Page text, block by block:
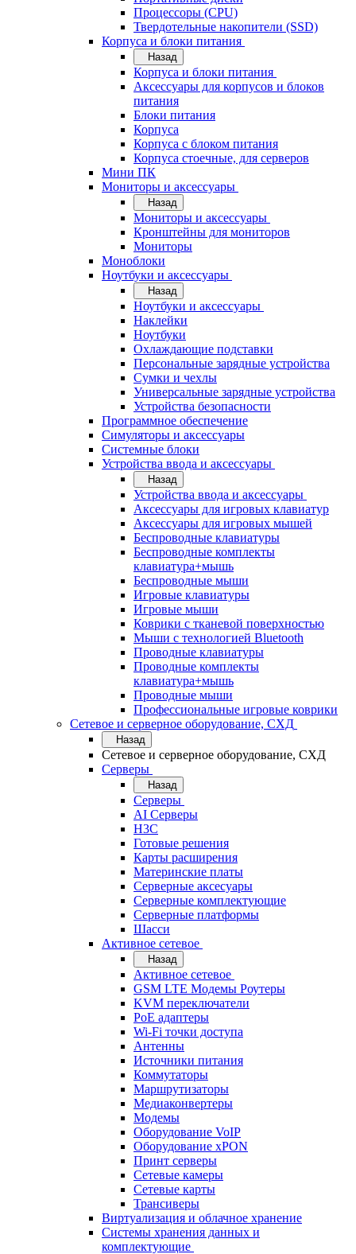
Процессоры (CPU)
Твердотельные накопители (SSD)
Корпуса и блоки питания
Назад
Корпуса и блоки питания
Аксессуары для корпусов и блоков
питания
Блоки питания
Корпуса
Корпуса с блоком питания
Корпуса стоечные, для серверов
Мини ПК
Мониторы и аксессуары
Назад
Мониторы и аксессуары
Кронштейны для мониторов
Мониторы
Моноблоки
Ноутбуки и аксессуары
Назад
Ноутбуки и аксессуары
Наклейки
Ноутбуки
Охлаждающие подставки
Персональные зарядные устройства
Сумки и чехлы
Универсальные зарядные устройства
Устройства безопасности
Программное обеспечение
Симуляторы и аксессуары
Системные блоки
Устройства ввода и аксессуары
Назад
Устройства ввода и аксессуары
Аксессуары для игровых клавиатур
Аксессуары для игровых мышей
Беспроводные клавиатуры
Беспроводные комплекты
клавиатура+мышь
Беспроводные мыши
Игровые клавиатуры
Игровые мыши
Коврики с тканевой поверхностью
Мыши с технологией Bluetooth
Проводные клавиатуры
Проводные комплекты
клавиатура+мышь
Проводные мыши
Профессиональные игровые коврики
Сетевое и серверное оборудование, СХД
Назад
Сетевое и серверное оборудование, СХД
Cерверы
Назад
Cерверы
AI Серверы
H3C
Готовые решения
Карты расширения
Материнские платы
Серверные аксесуары
Серверные комплектующие
Серверные платформы
Шасси
Активное сетевое
Назад
Активное сетевое
GSM LTE Модемы Роутеры
KVM переключатели
PoE адаптеры
Wi-Fi точки доступа
Антенны
Источники питания
Коммутаторы
Маршрутизаторы
Медиаконвертеры
Модемы
Оборудование VoIP
Оборудование xPON
Принт серверы
Сетевые камеры
Сетевые карты
Трансиверы
Виртуализация и облачное хранение
Системы хранения данных и
комплектующие